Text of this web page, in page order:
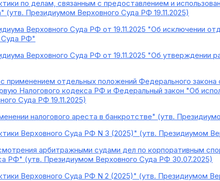
по делам, связанным с предоставлением и
(утв. Президиумом Верховного Суда РФ 19.11.2025)
Верховного Суда РФ от 19.11.2025 "Об исключении
Суда РФ"
Верховного Суда РФ от 19.11.2025 "Об утверждении
применением отдельных положений Федерального
Налогового кодекса РФ и Федеральный закон "Об
Суда РФ 19.11.2025)
налогового ареста в банкротстве" (утв.
Верховного Суда РФ N 3 (2025)" (утв. Президиумом
арбитражными судами дел по корпоративным
РФ" (утв. Президиумом Верховного Суда РФ 30.07.2025)
Верховного Суда РФ N 2 (2025)" (утв. Президиумом